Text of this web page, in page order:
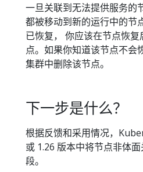
一旦关联到无法提供服务的
都被移动到新的运行中的节
已恢复， 你应该在节点恢
点。如果你知道该节点不会
集群中删除该节点。
下一步是什么？
根据反馈和采用情况，
或 1.26 版本中将节点非体
段。